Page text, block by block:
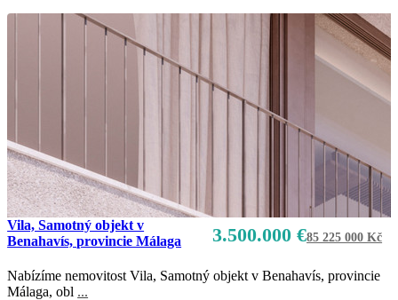
3.500.000 €85 225 000 Kč
Vila, Samotný objekt v
Benahavís, provincie Málaga
Nabízíme nemovitost Vila, Samotný objekt v Benahavís, provincie
Málaga, obl ...